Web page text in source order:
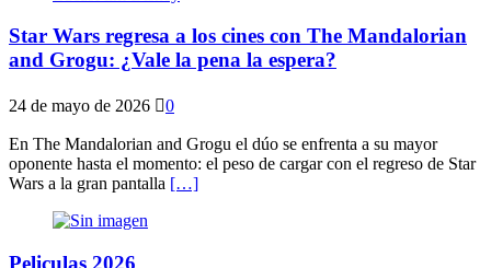
Star Wars regresa a los cines con The Mandalorian
and Grogu: ¿Vale la pena la espera?
24 de mayo de 2026 0
En The Mandalorian and Grogu el dúo se enfrenta a su mayor
oponente hasta el momento: el peso de cargar con el regreso de Star
Wars a la gran pantalla […]
Peliculas 2026